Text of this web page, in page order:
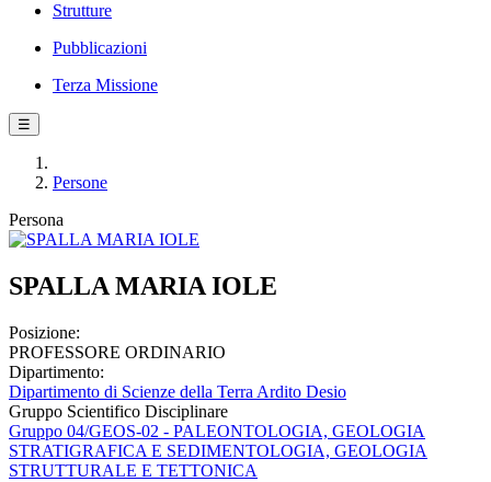
Strutture
Pubblicazioni
Terza Missione
☰
Persone
Persona
SPALLA MARIA IOLE
Posizione:
PROFESSORE ORDINARIO
Dipartimento:
Dipartimento di Scienze della Terra Ardito Desio
Gruppo Scientifico Disciplinare
Gruppo 04/GEOS-02 - PALEONTOLOGIA, GEOLOGIA
STRATIGRAFICA E SEDIMENTOLOGIA, GEOLOGIA
STRUTTURALE E TETTONICA